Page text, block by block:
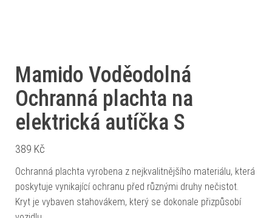
Mamido Voděodolná
Ochranná plachta na
elektrická autíčka S
389 Kč
Ochranná plachta vyrobena z nejkvalitnějšího materiálu, která
poskytuje vynikající ochranu před různými druhy nečistot.
Kryt je vybaven stahovákem, který se dokonale přizpůsobí